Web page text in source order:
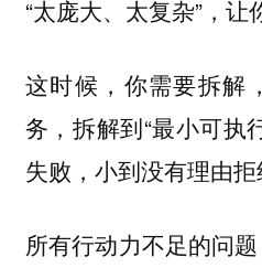
“太庞大、太复杂”，让
这时候，你需要拆解
务，拆解到“最小可执
失败，小到没有理由拒
所有行动力不足的问